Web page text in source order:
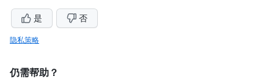
是 否
隐私策略
仍需帮助？